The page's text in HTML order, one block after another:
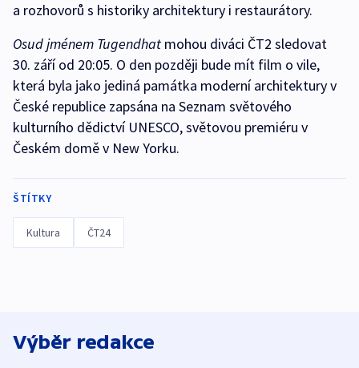
a rozhovorů s historiky architektury i restaurátory.
Osud jménem Tugendhat mohou diváci ČT2 sledovat
30. září od 20:05. O den později bude mít film o vile,
která byla jako jediná památka moderní architektury v
České republice zapsána na Seznam světového
kulturního dědictví UNESCO, světovou premiéru v
Českém domě v New Yorku.
ŠTÍTKY
Kultura ČT24
Výběr redakce